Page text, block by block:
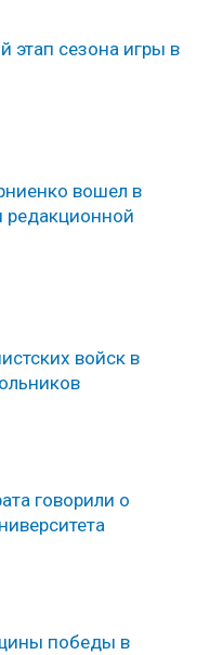
этап сезона игры в
вошел в
редакционной
войск в
говорили о
победы в